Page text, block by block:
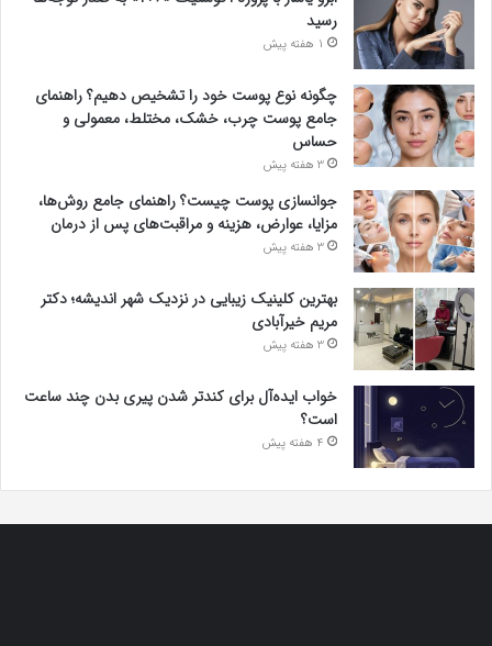
رسید
1 هفته پیش
چگونه نوع پوست خود را تشخیص دهیم؟ راهنمای
جامع پوست چرب، خشک، مختلط، معمولی و
حساس
3 هفته پیش
جوانسازی پوست چیست؟ راهنمای جامع روش‌ها،
مزایا، عوارض، هزینه و مراقبت‌های پس از درمان
3 هفته پیش
بهترین کلینیک زیبایی در نزدیک شهر اندیشه؛ دکتر
مریم خیرآبادی
3 هفته پیش
خواب ایده‌آل برای کندتر شدن پیری بدن چند ساعت
است؟
4 هفته پیش